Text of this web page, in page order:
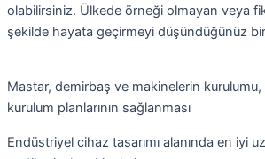
olabilirsiniz. Ülkede örneği olmayan veya
şekilde hayata geçirmeyi düşündüğünüz
Mastar, demirbaş ve makinelerin kurulumu,
kurulum planlarının sağlanması
Endüstriyel cihaz tasarımı alanında en iyi